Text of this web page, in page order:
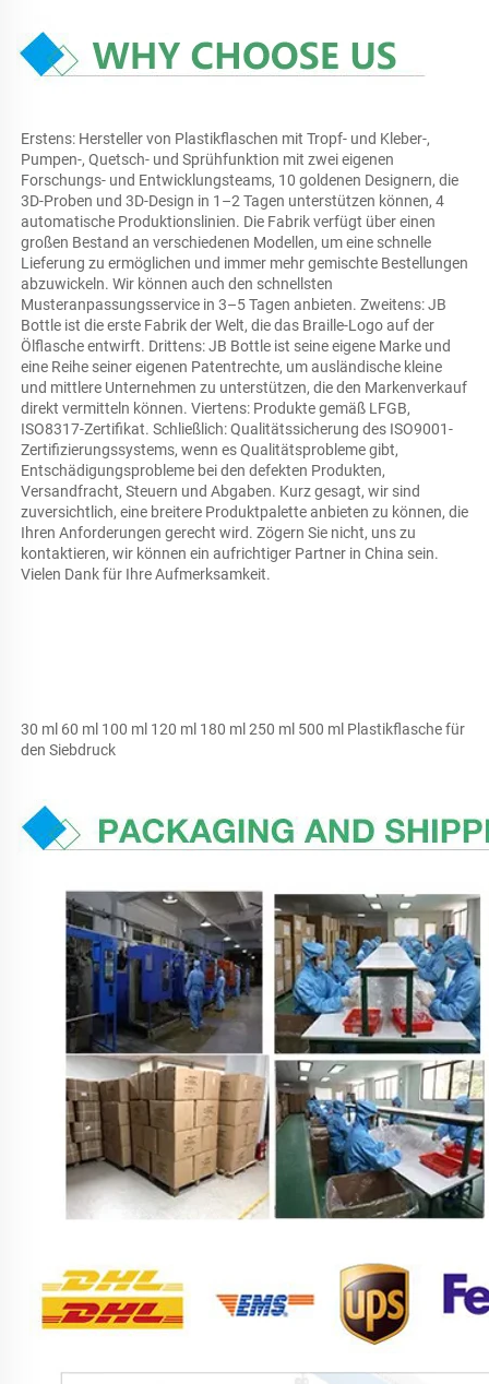
Erstens: Hersteller von Plastikflaschen mit Tropf- und Kleber-,
Pumpen-, Quetsch- und Sprühfunktion mit zwei eigenen
Forschungs- und Entwicklungsteams, 10 goldenen Designern, die
3D-Proben und 3D-Design in 1–2 Tagen unterstützen können, 4
automatische Produktionslinien. Die Fabrik verfügt über einen
großen Bestand an verschiedenen Modellen, um eine schnelle
Lieferung zu ermöglichen und immer mehr gemischte Bestellungen
abzuwickeln. Wir können auch den schnellsten
Musteranpassungsservice in 3–5 Tagen anbieten. Zweitens: JB
Bottle ist die erste Fabrik der Welt, die das Braille-Logo auf der
Ölflasche entwirft. Drittens: JB Bottle ist seine eigene Marke und
eine Reihe seiner eigenen Patentrechte, um ausländische kleine
und mittlere Unternehmen zu unterstützen, die den Markenverkauf
direkt vermitteln können. Viertens: Produkte gemäß LFGB,
ISO8317-Zertifikat. Schließlich: Qualitätssicherung des ISO9001-
Zertifizierungssystems, wenn es Qualitätsprobleme gibt,
Entschädigungsprobleme bei den defekten Produkten,
Versandfracht, Steuern und Abgaben. Kurz gesagt, wir sind
zuversichtlich, eine breitere Produktpalette anbieten zu können, die
Ihren Anforderungen gerecht wird. Zögern Sie nicht, uns zu
kontaktieren, wir können ein aufrichtiger Partner in China sein.
Vielen Dank für Ihre Aufmerksamkeit.
30 ml 60 ml 100 ml 120 ml 180 ml 250 ml 500 ml Plastikflasche für
den Siebdruck